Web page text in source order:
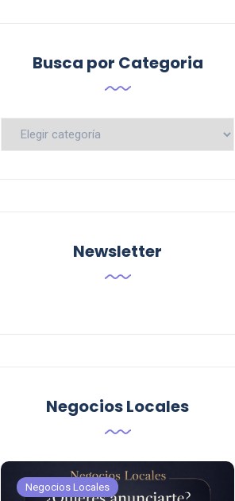
Busca por Categoria
Busca
Newsletter
Negocios Locales
Negocios Locales